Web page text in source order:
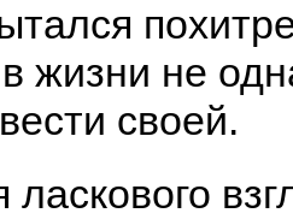
жизни не
своей.